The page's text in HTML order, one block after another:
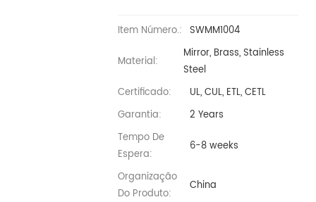
Item Número.: SWMM1004
Material:
Mirror, Brass, Stainless
Steel
Certificado:
UL, CUL, ETL, CETL
Garantia:
2 Years
Tempo De
Espera:
6-8 weeks
Organização
Do Produto:
China